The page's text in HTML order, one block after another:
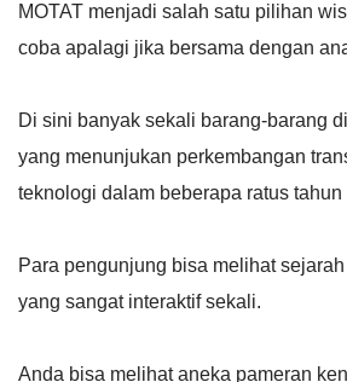
MOTAT menjadi salah satu pilihan
coba apalagi jika bersama dengan
Di sini banyak sekali barang-barang
yang menunjukan perkembangan
teknologi dalam beberapa ratus tahun
Para pengunjung bisa melihat
yang sangat interaktif sekali.
Anda bisa melihat aneka pameran